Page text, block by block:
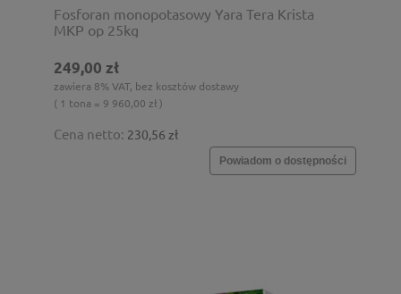
Fosforan monopotasowy Yara Tera Krista
MKP op 25kg
249,00 zł
zawiera 8% VAT, bez kosztów dostawy
( 1 tona = 9 960,00 zł )
Cena netto: 230,56 zł
Powiadom o dostępności